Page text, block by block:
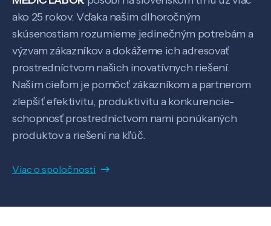
Veda a výskum
ako 25 rokov. Vďaka našim dlhoročným
skúsenostiam rozumieme jedinečným potrebám a
výzvam zákazníkov a dokážeme ich adresovať
prostredníctvom našich inovatívnych riešení.
Našim cieľom je pomôcť zákazníkom a partnerom
zlepšiť efektivitu, produktivitu a konkurencie-
schopnosť prostredníctvom nami ponúkaných
produktov a riešení na kľúč.
Viac o spoločnosti